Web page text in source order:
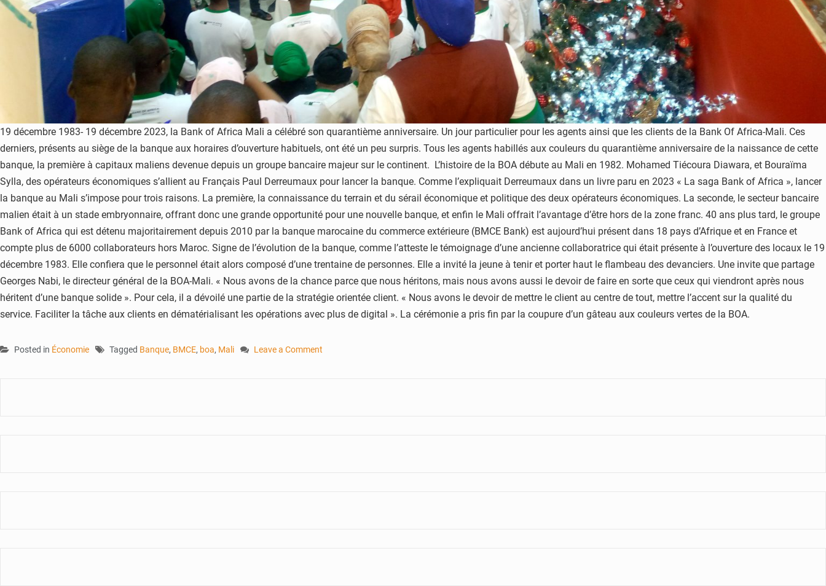
19 décembre 1983- 19 décembre 2023, la Bank of Africa Mali a célébré son quarantième anniversaire. Un jour particulier pour les agents ainsi que les clients de la Bank Of Africa-Mali. Ces
derniers, présents au siège de la banque aux horaires d’ouverture habituels, ont été un peu surpris. Tous les agents habillés aux couleurs du quarantième anniversaire de la naissance de cette
banque, la première à capitaux maliens devenue depuis un groupe bancaire majeur sur le continent. L’histoire de la BOA débute au Mali en 1982. Mohamed Tiécoura Diawara, et Bouraïma
Sylla, des opérateurs économiques s’allient au Français Paul Derreumaux pour lancer la banque. Comme l’expliquait Derreumaux dans un livre paru en 2023 « La saga Bank of Africa », lancer
la banque au Mali s’impose pour trois raisons. La première, la connaissance du terrain et du sérail économique et politique des deux opérateurs économiques. La seconde, le secteur bancaire
malien était à un stade embryonnaire, offrant donc une grande opportunité pour une nouvelle banque, et enfin le Mali offrait l’avantage d’être hors de la zone franc. 40 ans plus tard, le groupe
Bank of Africa qui est détenu majoritairement depuis 2010 par la banque marocaine du commerce extérieure (BMCE Bank) est aujourd’hui présent dans 18 pays d’Afrique et en France et
compte plus de 6000 collaborateurs hors Maroc. Signe de l’évolution de la banque, comme l’atteste le témoignage d’une ancienne collaboratrice qui était présente à l’ouverture des locaux le 19
décembre 1983. Elle confiera que le personnel était alors composé d’une trentaine de personnes. Elle a invité la jeune à tenir et porter haut le flambeau des devanciers. Une invite que partage
Georges Nabi, le directeur général de la BOA-Mali. « Nous avons de la chance parce que nous héritons, mais nous avons aussi le devoir de faire en sorte que ceux qui viendront après nous
héritent d’une banque solide ». Pour cela, il a dévoilé une partie de la stratégie orientée client. « Nous avons le devoir de mettre le client au centre de tout, mettre l’accent sur la qualité du
service. Faciliter la tâche aux clients en dématérialisant les opérations avec plus de digital ». La cérémonie a pris fin par la coupure d’un gâteau aux couleurs vertes de la BOA.
Posted in Économie Tagged Banque, BMCE, boa, Mali
Leave a Comment